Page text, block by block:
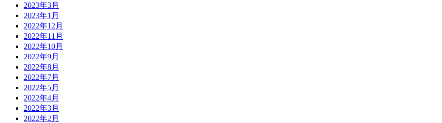
2023年3月
2023年1月
2022年12月
2022年11月
2022年10月
2022年9月
2022年8月
2022年7月
2022年5月
2022年4月
2022年3月
2022年2月